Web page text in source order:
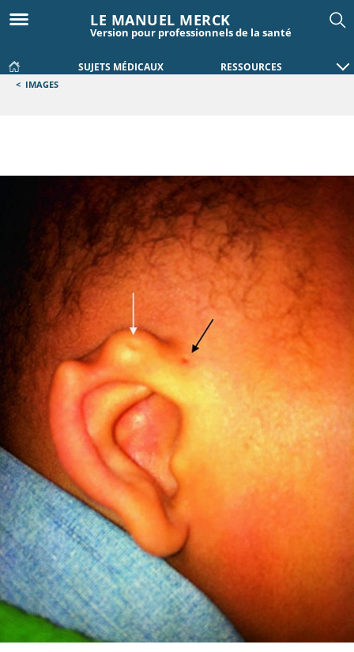
LE MANUEL MERCK
Version pour professionnels de la santé
SUJETS MÉDICAUX RESSOURCES
< IMAGES